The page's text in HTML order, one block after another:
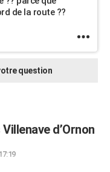
de la route ??
question
d’Ornon